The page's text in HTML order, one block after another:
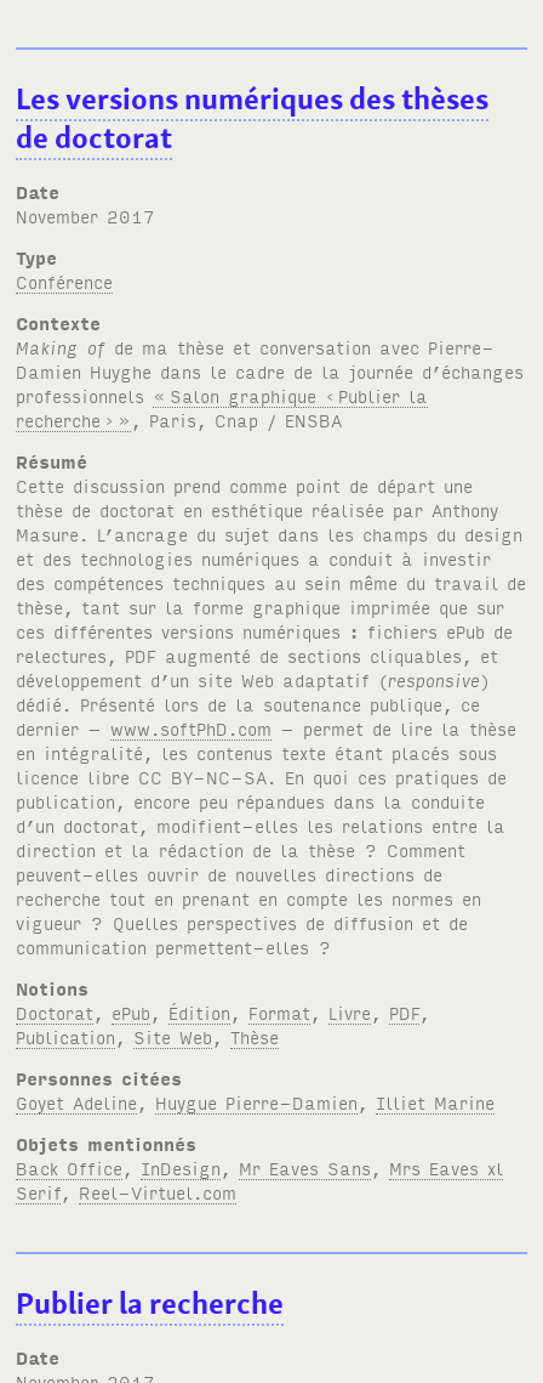
Les versions numériques des thèses
de doctorat
Date
November 2017
Type
Conférence
Contexte
Making of de ma thèse et conversation avec Pierre-
Damien Huyghe dans le cadre de la journée d’échanges
professionnels « Salon graphique ‹ Publier la
recherche › » , Paris, Cnap / ENSBA
Résumé
Cette discussion prend comme point de départ une
thèse de doctorat en esthétique réalisée par Anthony
Masure. L’ancrage du sujet dans les champs du design
et des technologies numériques a conduit à investir
des compétences techniques au sein même du travail de
thèse, tant sur la forme graphique imprimée que sur
ces différentes versions numériques : fichiers ePub de
relectures, PDF augmenté de sections cliquables, et
développement d’un site Web adaptatif (responsive)
dédié. Présenté lors de la soutenance publique, ce
dernier –www.softPhD.com – permet de lire la thèse
en intégralité, les contenus texte étant placés sous
licence libre CC BY-NC-SA . En quoi ces pratiques de
publication, encore peu répandues dans la conduite
d’un doctorat, modifient-elles les relations entre la
direction et la rédaction de la thèse ? Comment
peuvent-elles ouvrir de nouvelles directions de
recherche tout en prenant en compte les normes en
vigueur ? Quelles perspectives de diffusion et de
communication permettent-elles ?
Notions
Doctorat
ePub Édition Format Livre PDF,
Publication
Site Web ,Thèse
Personnes citées
Goyet Adeline
Huygue Pierre-Damien
Illiet Marine
Objets mentionnés
Back Office
InDesign Mr Eaves Sans
Mrs Eaves xl
Serif
Reel-Virtuel.com
Publier la recherche
Date